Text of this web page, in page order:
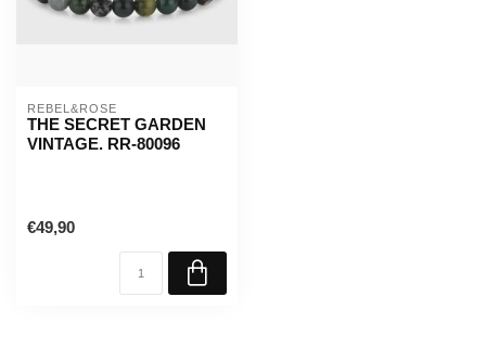
REBEL&ROSE
THE SECRET GARDEN
VINTAGE. RR-80096
€49,90